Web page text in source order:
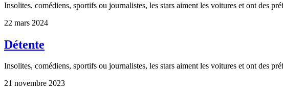
Insolites, comédiens, sportifs ou journalistes, les stars aiment les voitures et ont des
22 mars 2024
Détente
Insolites, comédiens, sportifs ou journalistes, les stars aiment les voitures et ont des
21 novembre 2023